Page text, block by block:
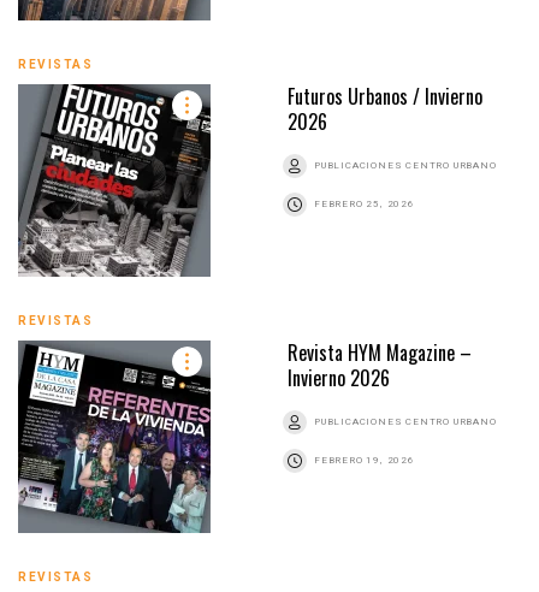
REVISTAS
Futuros Urbanos / Invierno
2026
PUBLICACIONES CENTRO URBANO
FEBRERO 25, 2026
REVISTAS
Revista HYM Magazine –
Invierno 2026
PUBLICACIONES CENTRO URBANO
FEBRERO 19, 2026
REVISTAS